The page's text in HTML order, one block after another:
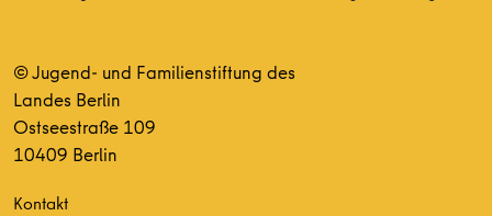
© Jugend- und Familienstiftung des
Landes Berlin
Ostseestraße 109
10409 Berlin
Kontakt